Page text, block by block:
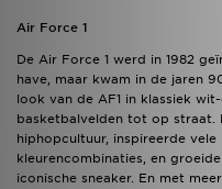
Air Force 1
De Air Force 1 werd in 1982
have, maar kwam in de jaren
look van de AF1 in klassiek
basketbalvelden tot op straat.
hiphopcultuur, inspireerde
kleurencombinaties, en
iconische sneaker. En met